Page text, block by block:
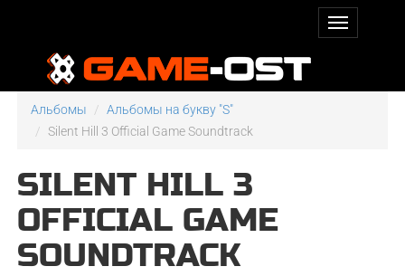
Альбомы
Альбомы на букву "S"
Silent Hill 3 Official Game Soundtrack
SILENT HILL 3
OFFICIAL GAME
SOUNDTRACK